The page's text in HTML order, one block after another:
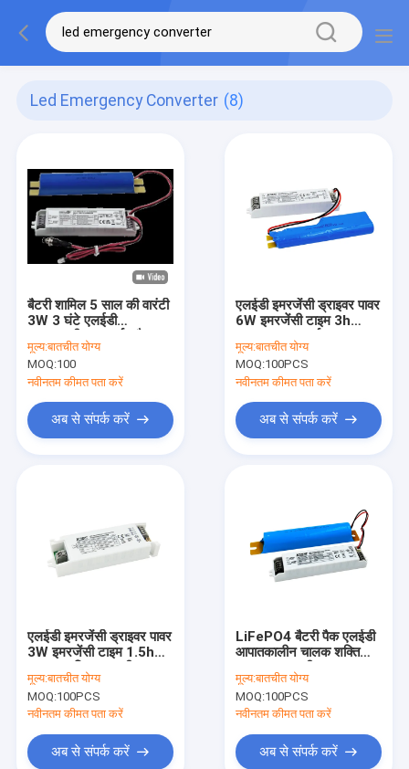
Led Emergency Converter (8)
बैटरी शामिल 5 साल की वारंटी
3W 3 घंटे एलईडी
आपातकालीन कनवर्टर मैनुअल
परीक्षण और आत्म परीक्षण
वैकल्पिक
मूल्य:बातचीत योग्य
MOQ:100
नवीनतम कीमत पता करें
अब से संपर्क करें
एलईडी इमरजेंसी ड्राइवर पावर
6W इमरजेंसी टाइम 3h
&amp; एक्सटर्नल Li-आयन
बैटरी KE004-06M180KE
मूल्य:बातचीत योग्य
MOQ:100PCS
नवीनतम कीमत पता करें
अब से संपर्क करें
एलईडी इमरजेंसी ड्राइवर पावर
3W इमरजेंसी टाइम 1.5h
&amp; बिल्ट-इन ली-आयन
बैटरी KE002-03M090KB
मूल्य:बातचीत योग्य
MOQ:100PCS
नवीनतम कीमत पता करें
अब से संपर्क करें
LiFePO4 बैटरी पैक एलईडी
आपातकालीन चालक शक्ति
5W आपातकालीन समय 3h
मूल्य:बातचीत योग्य
MOQ:100PCS
नवीनतम कीमत पता करें
अब से संपर्क करें